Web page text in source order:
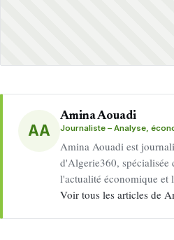
AA
Amina Aouadi
Journaliste – Analyse,
Amina Aouadi est
d'Algerie360, spécialisée
l'actualité économique et
Voir tous les articles de